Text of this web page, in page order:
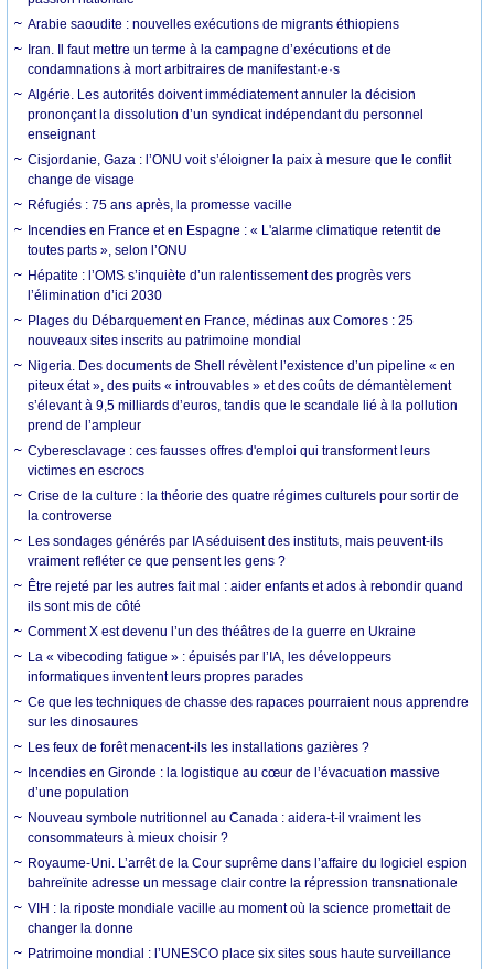
Arabie saoudite : nouvelles exécutions de migrants éthiopiens
Iran. Il faut mettre un terme à la campagne d’exécutions et de
condamnations à mort arbitraires de manifestant·e·s
Algérie. Les autorités doivent immédiatement annuler la décision
prononçant la dissolution d’un syndicat indépendant du personnel
enseignant
Cisjordanie, Gaza : l’ONU voit s’éloigner la paix à mesure que le conflit
change de visage
Réfugiés : 75 ans après, la promesse vacille
Incendies en France et en Espagne : « L'alarme climatique retentit de
toutes parts », selon l’ONU
Hépatite : l’OMS s’inquiète d’un ralentissement des progrès vers
l’élimination d’ici 2030
Plages du Débarquement en France, médinas aux Comores : 25
nouveaux sites inscrits au patrimoine mondial
Nigeria. Des documents de Shell révèlent l’existence d’un pipeline « en
piteux état », des puits « introuvables » et des coûts de démantèlement
s’élevant à 9,5 milliards d’euros, tandis que le scandale lié à la pollution
prend de l’ampleur
Cyberesclavage : ces fausses offres d'emploi qui transforment leurs
victimes en escrocs
Crise de la culture : la théorie des quatre régimes culturels pour sortir de
la controverse
Les sondages générés par IA séduisent des instituts, mais peuvent-ils
vraiment refléter ce que pensent les gens ?
Être rejeté par les autres fait mal : aider enfants et ados à rebondir quand
ils sont mis de côté
Comment X est devenu l’un des théâtres de la guerre en Ukraine
La « vibecoding fatigue » : épuisés par l’IA, les développeurs
informatiques inventent leurs propres parades
Ce que les techniques de chasse des rapaces pourraient nous apprendre
sur les dinosaures
Les feux de forêt menacent-ils les installations gazières ?
Incendies en Gironde : la logistique au cœur de l’évacuation massive
d’une population
Nouveau symbole nutritionnel au Canada : aidera-t-il vraiment les
consommateurs à mieux choisir ?
Royaume-Uni. L’arrêt de la Cour suprême dans l’affaire du logiciel espion
bahreïnite adresse un message clair contre la répression transnationale
VIH : la riposte mondiale vacille au moment où la science promettait de
changer la donne
Patrimoine mondial : l’UNESCO place six sites sous haute surveillance